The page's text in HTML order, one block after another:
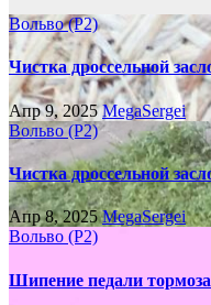
Вольво (P2)
Чистка дроссельной
Апр 9, 2025MegaSergei
Вольво (P2)
Чистка дроссельной
Апр 8, 2025MegaSergei
Вольво (P2)
Шипение педали